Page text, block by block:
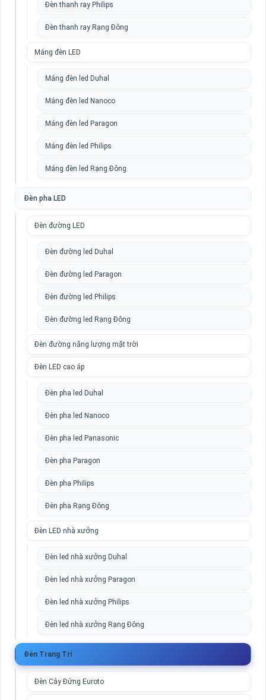
Đèn thanh ray Philips
Đèn thanh ray Rạng Đông
Máng đèn LED
Máng đèn led Duhal
Máng đèn led Nanoco
Máng đèn led Paragon
Máng đèn led Philips
Máng đèn led Rạng Đông
Đèn pha LED
Đèn đường LED
Đèn đường led Duhal
Đèn đường led Paragon
Đèn đường led Philips
Đèn đường led Rạng Đông
Đèn đường năng lượng mặt trời
Đèn LED cao áp
Đèn pha led Duhal
Đèn pha led Nanoco
Đèn pha led Panasonic
Đèn pha Paragon
Đèn pha Philips
Đèn pha Rạng Đông
Đèn LED nhà xưởng
Đèn led nhà xưởng Duhal
Đèn led nhà xưởng Paragon
Đèn led nhà xưởng Philips
Đèn led nhà xưởng Rạng Đông
Đèn Trang Trí
Đèn Cây Đứng Euroto